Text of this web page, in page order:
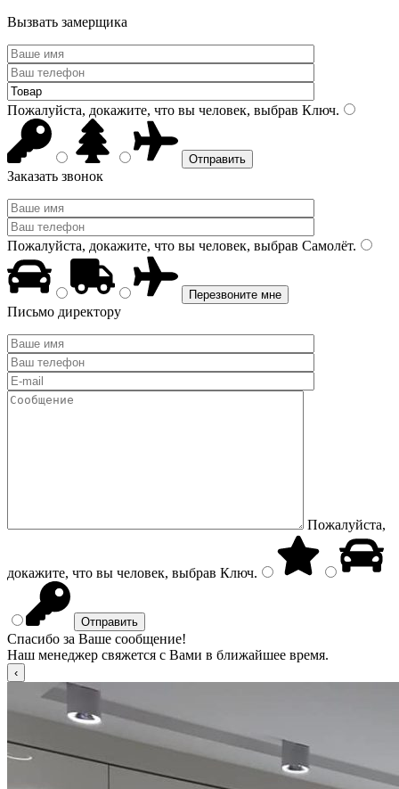
Вызвать замерщика
Пожалуйста, докажите, что вы человек, выбрав Ключ.
Заказать звонок
Пожалуйста, докажите, что вы человек, выбрав Самолёт.
Письмо директору
Пожалуйста,
докажите, что вы человек, выбрав Ключ.
Спасибо за Ваше сообщение!
Наш менеджер свяжется с Вами в ближайшее время.